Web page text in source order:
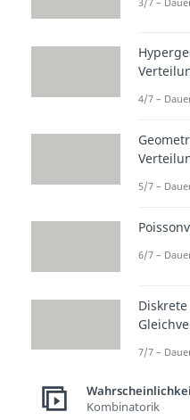
Um den
in die
Formel
4/7 –
5/7 –
6/7 –
Diskrete
7/7 –
Kombinatorik